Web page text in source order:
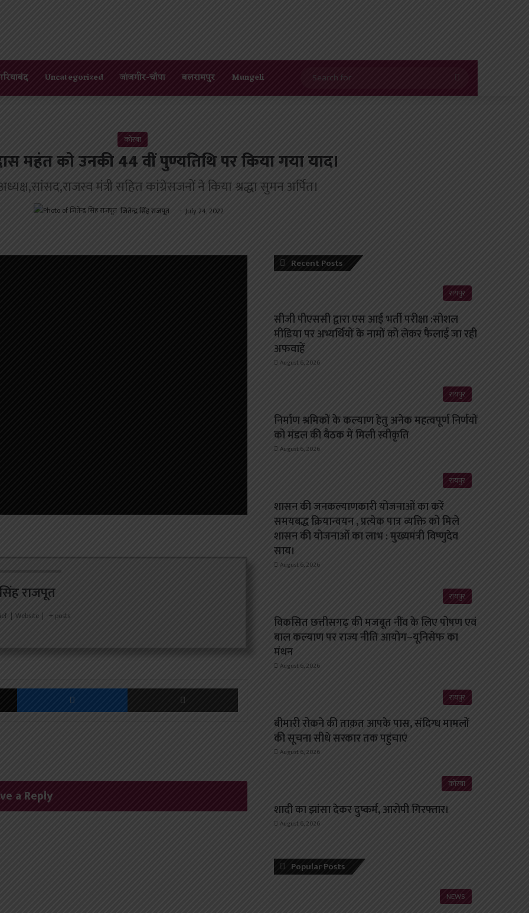
Uncategorized जांजगीर-चाँपा बलरामपुर Mungeli
Search
for
कोरबा
महंत को उनकी 44 वीं पुण्यतिथि पर किया गया याद।
मंत्री सहित कांग्रेसजनों ने किया श्रद्धा सुमन अर्पित।
जितेन्द्र सिंह राजपूत July 24, 2022
राजपूत
| Website | + posts
X Messenger Share via Email
a Reply
Recent Posts
रायपुर
सीजी पीएससी द्वारा एस आई भर्ती परीक्षा :सोशल
मीडिया पर अभ्यर्थियों के नामों को लेकर फैलाई जा रही
अफवाहें
August 6, 2026
रायपुर
निर्माण श्रमिकों के कल्याण हेतु अनेक महत्वपूर्ण निर्णयों
को मंडल की बैठक में मिली स्वीकृति
August 6, 2026
रायपुर
शासन की जनकल्याणकारी योजनाओं का करें
समयबद्ध क्रियान्वयन , प्रत्येक पात्र व्यक्ति को मिले
शासन की योजनाओं का लाभ : मुख्यमंत्री विष्णुदेव
साय।
August 6, 2026
रायपुर
विकसित छत्तीसगढ़ की मजबूत नींव के लिए पोषण एवं
बाल कल्याण पर राज्य नीति आयोग–यूनिसेफ का
मंथन
August 6, 2026
रायपुर
बीमारी रोकने की ताक़त आपके पास, संदिग्ध मामलों
की सूचना सीधे सरकार तक पहुंचाएं
August 6, 2026
कोरबा
शादी का झांसा देकर दुष्कर्म, आरोपी गिरफ्तार।
August 6, 2026
Popular Posts
NEWS